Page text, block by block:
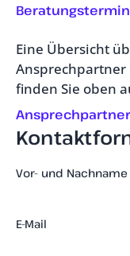
Eine Übersicht
finden Sie oben
Vor- und Nachname
E-Mail